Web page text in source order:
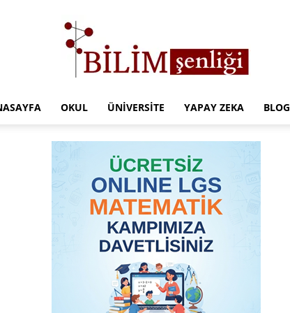
Eğitim
Kampüsü
OKUL ÜNIVERSITE YAPAY ZEKA BLOG